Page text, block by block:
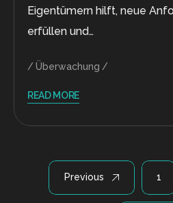
Eigentümern hilft, neue
erfüllen und…
Überwachung
READ MORE
Previous 1